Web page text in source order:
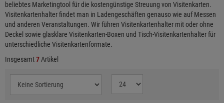
beliebtes Marketingtool für die kostengünstige Streuung von Visitenkarten.
Visitenkartenhalter findet man in Ladengeschäften genauso wie auf Messen
und anderen Veranstaltungen. Wir führen Visitenkartenhalter mit oder ohne
Deckel sowie glasklare Visitenkarten-Boxen und Tisch-Visitenkartenhalter für
unterschiedliche Visitenkartenformate.
Insgesamt7 Artikel